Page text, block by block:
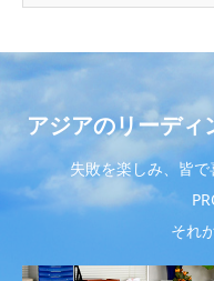
アジアのリーデ
失敗を楽しみ、皆
それ